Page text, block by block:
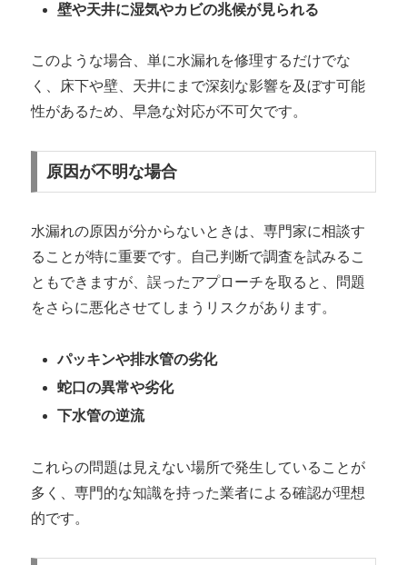
壁や天井に湿気やカビの兆候が見られる
このような場合、単に水漏れを修理するだけでな
く、床下や壁、天井にまで深刻な影響を及ぼす可能
性があるため、早急な対応が不可欠です。
原因が不明な場合
水漏れの原因が分からないときは、専門家に相談す
ることが特に重要です。自己判断で調査を試みるこ
ともできますが、誤ったアプローチを取ると、問題
をさらに悪化させてしまうリスクがあります。
パッキンや排水管の劣化
蛇口の異常や劣化
下水管の逆流
これらの問題は見えない場所で発生していることが
多く、専門的な知識を持った業者による確認が理想
的です。